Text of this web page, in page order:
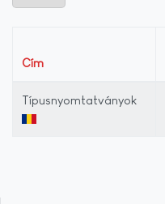
Cím
Típusnyomtatványok